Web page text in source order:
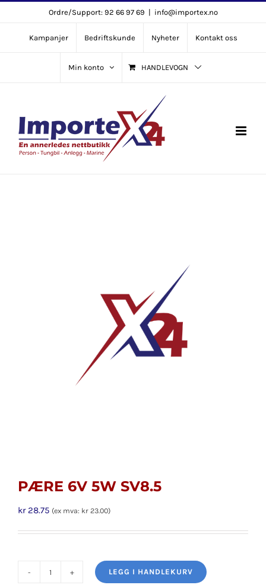
content
Ordre/Support: 92 66 97 69 | info@importex.no
Kampanjer Bedriftskunde Nyheter Kontakt oss
Min konto HANDLEVOGN
PÆRE 6V 5W SV8.5
kr28.75 (ex mva: kr 23.00)
LEGG I HANDLEKURV